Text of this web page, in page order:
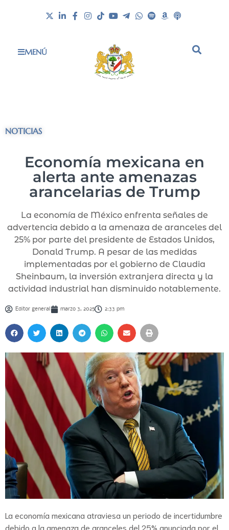
MENÚ
NOTICIAS
Economía mexicana en
alerta ante amenazas
arancelarias de Trump
La economía de México enfrenta señales de
advertencia debido a la amenaza de aranceles del
25% por parte del presidente de Estados Unidos,
Donald Trump. A pesar de las medidas
implementadas por el gobierno de Claudia
Sheinbaum, la inversión extranjera directa y la
actividad industrial han disminuido notablemente.
Editor general marzo 3, 2025 2:33 pm
La economía mexicana atraviesa un periodo de incertidumbre
debido a la amenaza de aranceles del 25% anunciada por el